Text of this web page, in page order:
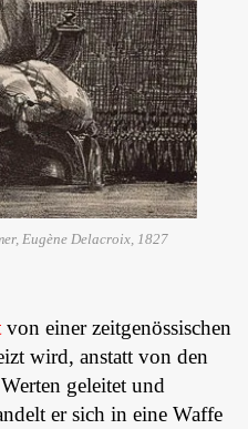
Eugène Delacroix, 1827
von einer zeitgenössischen
wird, anstatt von den
geleitet und
er sich in eine Waffe